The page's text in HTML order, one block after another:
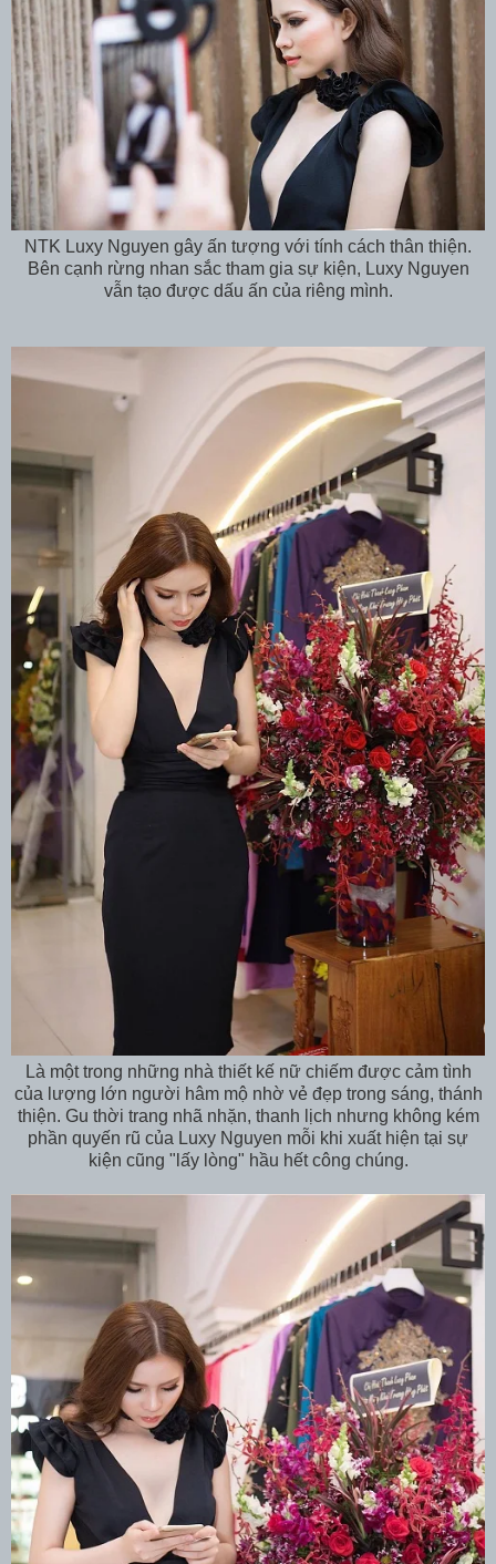
NTK Luxy Nguyen gây ấn tượng với tính cách thân thiện.
Bên cạnh rừng nhan sắc tham gia sự kiện, Luxy Nguyen
vẫn tạo được dấu ấn của riêng mình.
Là một trong những nhà thiết kế nữ chiếm được cảm tình
của lượng lớn người hâm mộ nhờ vẻ đẹp trong sáng, thánh
thiện. Gu thời trang nhã nhặn, thanh lịch nhưng không kém
phần quyến rũ của Luxy Nguyen mỗi khi xuất hiện tại sự
kiện cũng "lấy lòng" hầu hết công chúng.